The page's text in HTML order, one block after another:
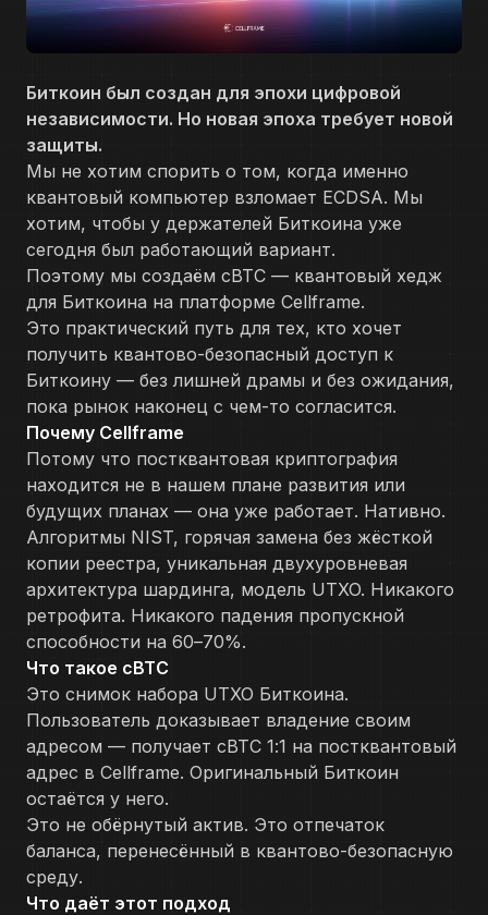
Биткоин был создан для эпохи цифровой
независимости. Но новая эпоха требует новой
защиты.
Мы не хотим спорить о том, когда именно
квантовый компьютер взломает ECDSA. Мы
хотим, чтобы у держателей Биткоина уже
сегодня был работающий вариант.
Поэтому мы создаём cBTC — квантовый хедж
для Биткоина на платформе Cellframe.
Это практический путь для тех, кто хочет
получить квантово-безопасный доступ к
Биткоину — без лишней драмы и без ожидания,
пока рынок наконец с чем-то согласится.
Почему Cellframe
Потому что постквантовая криптография
находится не в нашем плане развития или
будущих планах — она уже работает. Нативно.
Алгоритмы NIST, горячая замена без жёсткой
копии реестра, уникальная двухуровневая
архитектура шардинга, модель UTXO. Никакого
ретрофита. Никакого падения пропускной
способности на 60–70%.
Что такое cBTC
Это снимок набора UTXO Биткоина.
Пользователь доказывает владение своим
адресом — получает cBTC 1:1 на постквантовый
адрес в Cellframe. Оригинальный Биткоин
остаётся у него.
Это не обёрнутый актив. Это отпечаток
баланса, перенесённый в квантово-безопасную
среду.
Что даёт этот подход